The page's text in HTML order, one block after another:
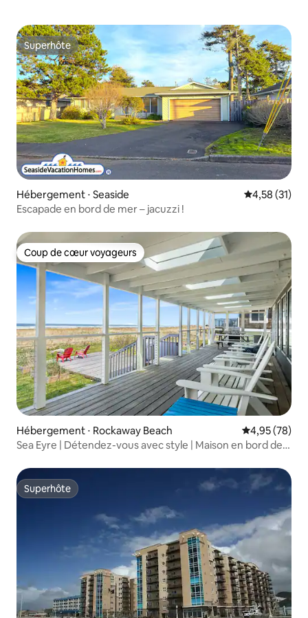
Superhôte
Superhôte
Hébergement ⋅ Seaside Évaluation
4,58 (31)
Escapade en bord de mer – jacuzzi !
Coup de cœur voyageurs
Coup de cœur voyageurs
Hébergement ⋅ Rockaway Beach Évaluation
4,95 (78)
Sea Eyre | Détendez-vous avec style | Maison en bord de
Superhôte
Superhôte